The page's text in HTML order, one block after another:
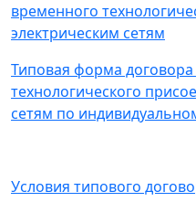
временного
электрическим сетям
Типовая форма
технологического
сетям по
Условия типового